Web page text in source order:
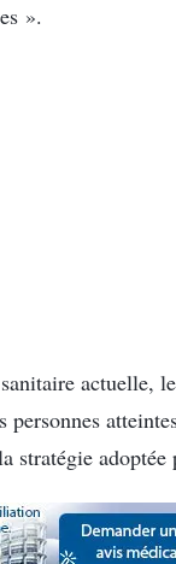
».
actuelle,
personnes
stratégie